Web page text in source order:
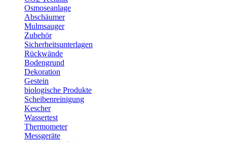
Osmoseanlage
Abschäumer
Mulmsauger
Zubehör
Sicherheitsunterlagen
Rückwände
Bodengrund
Dekoration
Gestein
biologische Produkte
Scheibenreinigung
Kescher
Wassertest
Thermometer
Messgeräte